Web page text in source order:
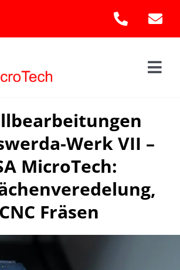
Werk VII –
MicroTech:
CNC Fräsen